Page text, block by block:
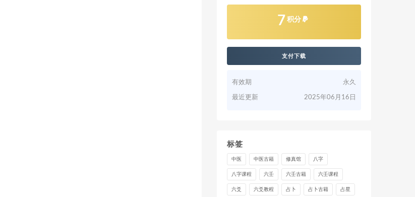
7 积分
支付下载
有效期 永久
最近更新 2025年06月16日
标签
中医 中医古籍 修真馆 八字
八字课程 六壬 六壬古籍 六壬课程
六爻 六爻教程 占卜 占卜古籍 占星